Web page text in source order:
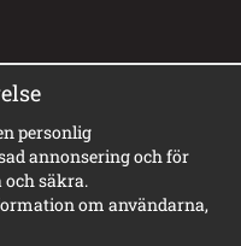
20
9-12
ta någon dag om vi har
personlig
annonsering och för
säkra.
om användarna,